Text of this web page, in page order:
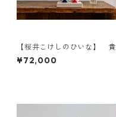
【桜井こけしのひいな】 貴
心松華〈座雛〉松竹梅模様
¥72,000